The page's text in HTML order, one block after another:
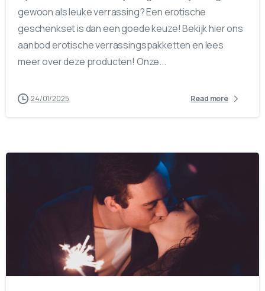
gewoon als leuke verrassing? Een erotische
geschenkset is dan een goede keuze! Bekijk hier ons
aanbod erotische verrassingspakketten en lees
meer over deze producten! Onze...
24/01/2025 Read more